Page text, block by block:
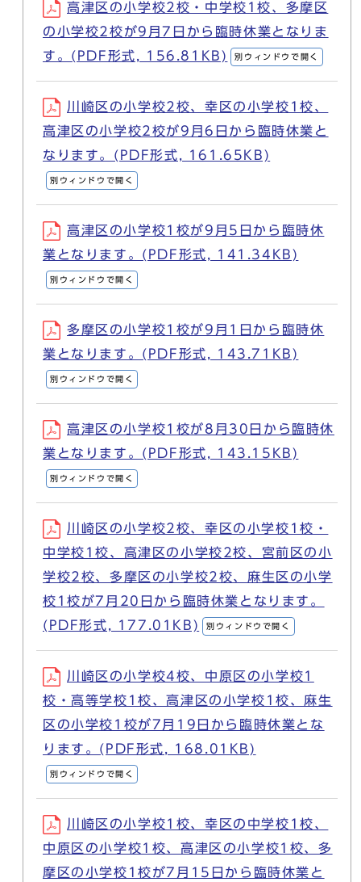
高津区の小学校2校・中学校1校、多摩区
の小学校2校が9月7日から臨時休業となりま
す。(PDF形式, 156.81KB)
別ウィンドウで開く
川崎区の小学校2校、幸区の小学校1校、
高津区の小学校2校が9月6日から臨時休業と
なります。(PDF形式, 161.65KB)
別ウィンドウで開く
高津区の小学校1校が9月5日から臨時休
業となります。(PDF形式, 141.34KB)
別ウィンドウで開く
多摩区の小学校1校が9月1日から臨時休
業となります。(PDF形式, 143.71KB)
別ウィンドウで開く
高津区の小学校1校が8月30日から臨時休
業となります。(PDF形式, 143.15KB)
別ウィンドウで開く
川崎区の小学校2校、幸区の小学校1校・
中学校1校、高津区の小学校2校、宮前区の小
学校2校、多摩区の小学校2校、麻生区の小学
校1校が7月20日から臨時休業となります。
(PDF形式, 177.01KB)
別ウィンドウで開く
川崎区の小学校4校、中原区の小学校1
校・高等学校1校、高津区の小学校1校、麻生
区の小学校1校が7月19日から臨時休業とな
ります。(PDF形式, 168.01KB)
別ウィンドウで開く
川崎区の小学校1校、幸区の中学校1校、
中原区の小学校1校、高津区の小学校1校、多
摩区の小学校1校が7月15日から臨時休業と